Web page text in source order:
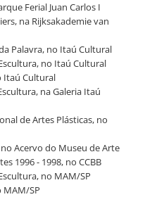
Ferial Juan Carlos I
na Rijksakademie van
Palavra, no Itaú Cultural
no Itaú Cultural
Itaú Cultural
na Galeria Itaú
de Artes Plásticas, no
no Acervo do Museu de Arte
1996 - 1998, no CCBB
no MAM/SP
MAM/SP